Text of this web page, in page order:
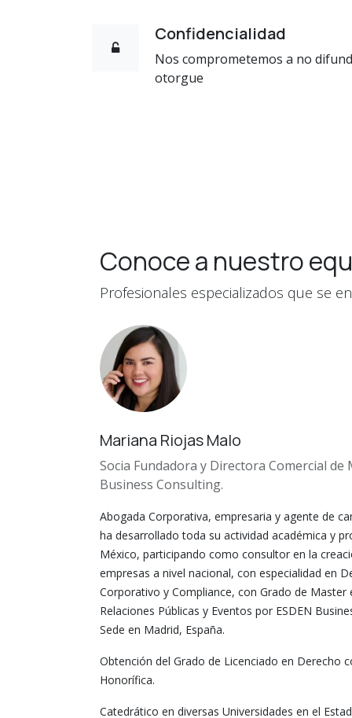
Confidencialidad
Nos comprometemos a no
otorgue
Conoce a nuestro
Profesionales especializados que se
Mariana Riojas Malo
Socia Fundadora y Directora Comercial de
Business Consulting.
Abogada Corporativa, empresaria y agente de
ha desarrollado toda su actividad académica y
México, participando como consultor en la
empresas a nivel nacional, con especialidad en
Corporativo y Compliance, con Grado de Master
Relaciones Públicas y Eventos por ESDEN
Sede en Madrid, España.
Obtención del Grado de Licenciado en Derecho
Honorífica.
Catedrático en diversas Universidades en el